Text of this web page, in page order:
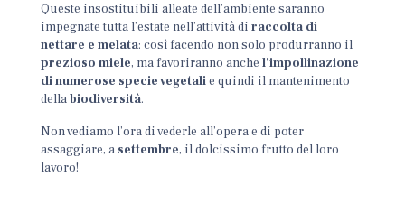
Queste insostituibili alleate dell’ambiente saranno
impegnate tutta l’estate nell’attività di raccolta di
nettare e melata: così facendo non solo produrranno il
prezioso miele, ma favoriranno anchel’impollinazione
di numerose specie vegetalie quindi il mantenimento
dellabiodiversità.
Non vediamo l’ora di vederle all’opera e di poter
assaggiare, a settembre, il dolcissimo frutto del loro
lavoro!